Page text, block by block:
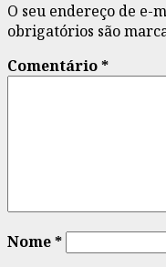
O seu endereço de e-
obrigatórios são
Comentário*
Nome*